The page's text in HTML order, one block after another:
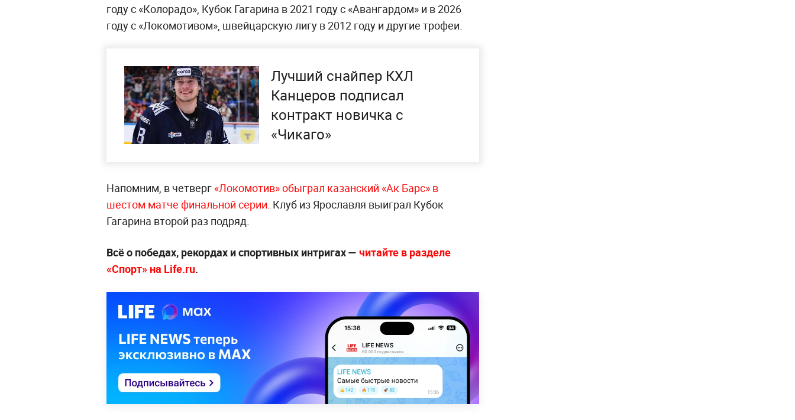
году с «Колорадо», Кубок Гагарина в 2021 году с «Авангардом» и в 2026
году с «Локомотивом», швейцарскую лигу в 2012 году и другие трофеи.
Лучший снайпер КХЛ
Канцеров подписал
контракт новичка с
«Чикаго»
Напомним, в четверг «Локомотив» обыграл казанский «Ак Барс» в
шестом матче финальной серии. Клуб из Ярославля выиграл Кубок
Гагарина второй раз подряд.
Всё о победах, рекордах и спортивных интригах — читайте в разделе
«Спорт» на Life.ru.